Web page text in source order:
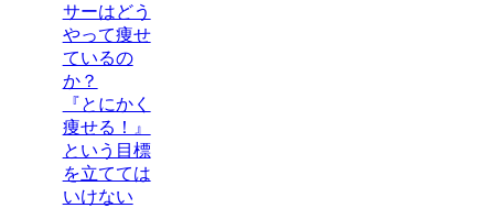
サーはどう
やって痩せ
ているの
か？
『とにかく
痩せる！』
という目標
を立てては
いけない